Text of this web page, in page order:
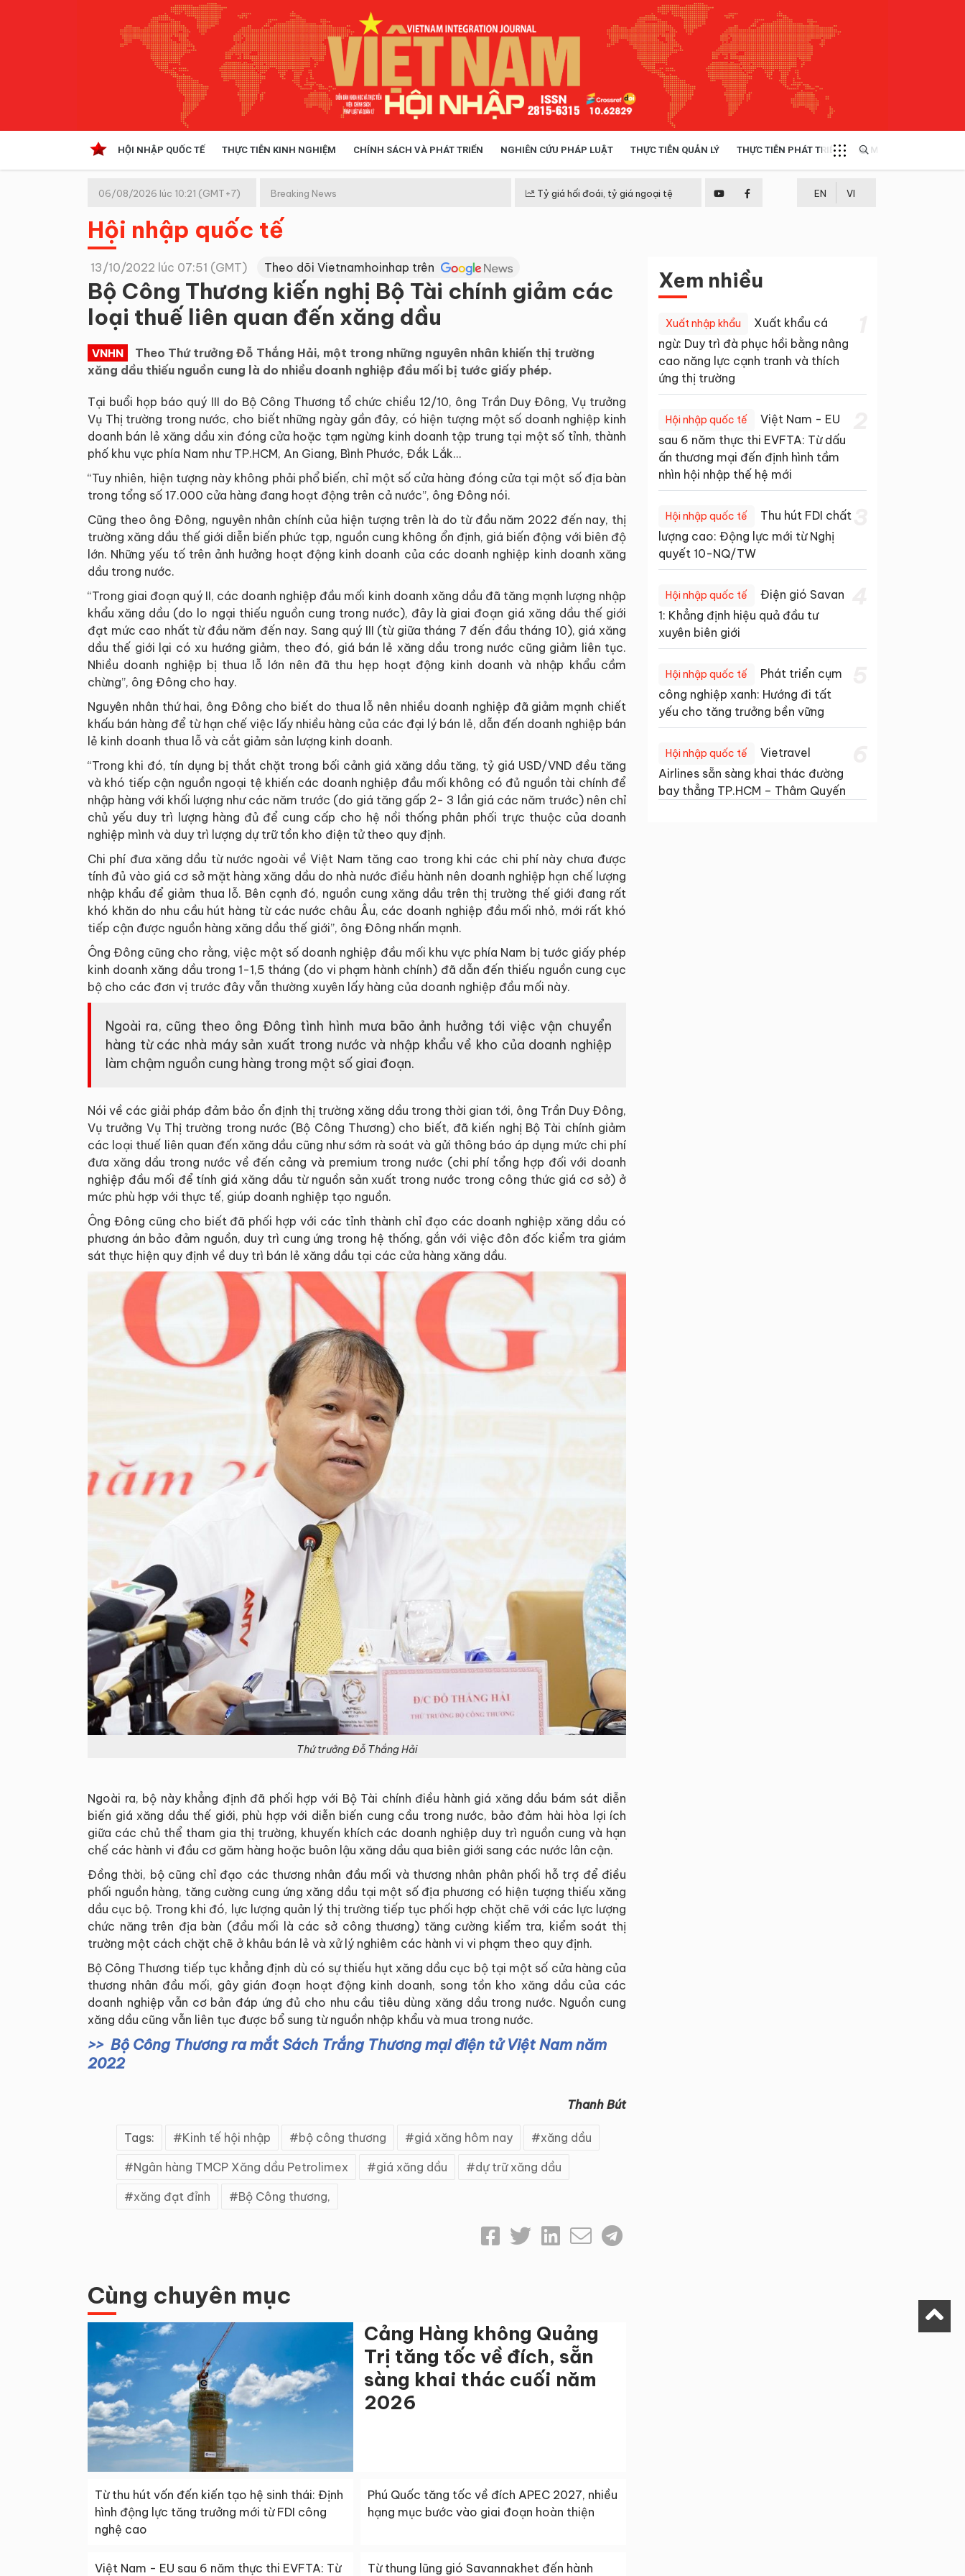
HỘI NHẬP QUỐC TẾ THỰC TIỄN KINH NGHIỆM CHÍNH SÁCH VÀ PHÁT TRIỂN NGHIÊN CỨU PHÁP LUẬT THỰC TIỄN QUẢN LÝ THỰC TIỄN PHÁT TRIỂN MULTIMEDIA
Kinh tế hội nhập
Doanh nghiệp
06/08/2026 lúc 10:21 (GMT+7) Breaking News Tỷ giá hối đoái, tỷ giá ngoại tệ EN VI
Hội nhập quốc tế
13/10/2022 lúc 07:51 (GMT) Theo dõi Vietnamhoinhap trên
Bộ Công Thương kiến nghị Bộ Tài chính giảm các
loại thuế liên quan đến xăng dầu
VNHN
Theo Thứ trưởng Đỗ Thắng Hải, một trong những nguyên nhân khiến thị trường
xăng dầu thiếu nguồn cung là do nhiều doanh nghiệp đầu mối bị tước giấy phép.
Tại buổi họp báo quý III do Bộ Công Thương tổ chức chiều 12/10, ông Trần Duy Đông, Vụ trưởng
Vụ Thị trường trong nước, cho biết những ngày gần đây, có hiện tượng một số doanh nghiệp kinh
doanh bán lẻ xăng dầu xin đóng cửa hoặc tạm ngừng kinh doanh tập trung tại một số tỉnh, thành
phố khu vực phía Nam như TP.HCM, An Giang, Bình Phước, Đắk Lắk...
“Tuy nhiên, hiện tượng này không phải phổ biến, chỉ một số cửa hàng đóng cửa tại một số địa bàn
trong tổng số 17.000 cửa hàng đang hoạt động trên cả nước”, ông Đông nói.
Cũng theo ông Đông, nguyên nhân chính của hiện tượng trên là do từ đầu năm 2022 đến nay, thị
trường xăng dầu thế giới diễn biến phức tạp, nguồn cung không ổn định, giá biến động với biên độ
lớn. Những yếu tố trên ảnh hưởng hoạt động kinh doanh của các doanh nghiệp kinh doanh xăng
dầu trong nước.
“Trong giai đoạn quý II, các doanh nghiệp đầu mối kinh doanh xăng dầu đã tăng mạnh lượng nhập
khẩu xăng dầu (do lo ngại thiếu nguồn cung trong nước), đây là giai đoạn giá xăng dầu thế giới
đạt mức cao nhất từ đầu năm đến nay. Sang quý III (từ giữa tháng 7 đến đầu tháng 10), giá xăng
dầu thế giới lại có xu hướng giảm, theo đó, giá bán lẻ xăng dầu trong nước cũng giảm liên tục.
Nhiều doanh nghiệp bị thua lỗ lớn nên đã thu hẹp hoạt động kinh doanh và nhập khẩu cầm
chừng”, ông Đông cho hay.
Nguyên nhân thứ hai, ông Đông cho biết do thua lỗ nên nhiều doanh nghiệp đã giảm mạnh chiết
khấu bán hàng để từ hạn chế việc lấy nhiều hàng của các đại lý bán lẻ, dẫn đến doanh nghiệp bán
lẻ kinh doanh thua lỗ và cắt giảm sản lượng kinh doanh.
“Trong khi đó, tín dụng bị thắt chặt trong bối cảnh giá xăng dầu tăng, tỷ giá USD/VND đều tăng
và khó tiếp cận nguồn ngoại tệ khiến các doanh nghiệp đầu mối không có đủ nguồn tài chính để
nhập hàng với khối lượng như các năm trước (do giá tăng gấp 2- 3 lần giá các năm trước) nên chỉ
chủ yếu duy trì lượng hàng đủ để cung cấp cho hệ nồi thống phân phối trực thuộc của doanh
nghiệp mình và duy trì lượng dự trữ tồn kho điện tử theo quy định.
Chi phí đưa xăng dầu từ nước ngoài về Việt Nam tăng cao trong khi các chi phí này chưa được
tính đủ vào giá cơ sở mặt hàng xăng dầu do nhà nước điều hành nên doanh nghiệp hạn chế lượng
nhập khẩu để giảm thua lỗ. Bên cạnh đó, nguồn cung xăng dầu trên thị trường thế giới đang rất
khó khăn do nhu cầu hút hàng từ các nước châu Âu, các doanh nghiệp đầu mối nhỏ, mới rất khó
tiếp cận được nguồn hàng xăng dầu thế giới”, ông Đông nhấn mạnh.
Ông Đông cũng cho rằng, việc một số doanh nghiệp đầu mối khu vực phía Nam bị tước giấy phép
kinh doanh xăng dầu trong 1-1,5 tháng (do vi phạm hành chính) đã dẫn đến thiếu nguồn cung cục
bộ cho các đơn vị trước đây vẫn thường xuyên lấy hàng của doanh nghiệp đầu mối này.
Ngoài ra, cũng theo ông Đông tình hình mưa bão ảnh hưởng tới việc vận chuyển
hàng từ các nhà máy sản xuất trong nước và nhập khẩu về kho của doanh nghiệp
làm chậm nguồn cung hàng trong một số giai đoạn.
Nói về các giải pháp đảm bảo ổn định thị trường xăng dầu trong thời gian tới, ông Trần Duy Đông,
Vụ trưởng Vụ Thị trường trong nước (Bộ Công Thương) cho biết, đã kiến nghị Bộ Tài chính giảm
các loại thuế liên quan đến xăng dầu cũng như sớm rà soát và gửi thông báo áp dụng mức chi phí
đưa xăng dầu trong nước về đến cảng và premium trong nước (chi phí tổng hợp đối với doanh
nghiệp đầu mối để tính giá xăng dầu từ nguồn sản xuất trong nước trong công thức giá cơ sở) ở
mức phù hợp với thực tế, giúp doanh nghiệp tạo nguồn.
Ông Đông cũng cho biết đã phối hợp với các tỉnh thành chỉ đạo các doanh nghiệp xăng dầu có
phương án bảo đảm nguồn, duy trì cung ứng trong hệ thống, gắn với việc đôn đốc kiểm tra giám
sát thực hiện quy định về duy trì bán lẻ xăng dầu tại các cửa hàng xăng dầu.
Thứ trưởng Đỗ Thắng Hải
Ngoài ra, bộ này khẳng định đã phối hợp với Bộ Tài chính điều hành giá xăng dầu bám sát diễn
biến giá xăng dầu thế giới, phù hợp với diễn biến cung cầu trong nước, bảo đảm hài hòa lợi ích
giữa các chủ thể tham gia thị trường, khuyến khích các doanh nghiệp duy trì nguồn cung và hạn
chế các hành vi đầu cơ găm hàng hoặc buôn lậu xăng dầu qua biên giới sang các nước lân cận.
Đồng thời, bộ cũng chỉ đạo các thương nhân đầu mối và thương nhân phân phối hỗ trợ để điều
phối nguồn hàng, tăng cường cung ứng xăng dầu tại một số địa phương có hiện tượng thiếu xăng
dầu cục bộ. Trong khi đó, lực lượng quản lý thị trường tiếp tục phối hợp chặt chẽ với các lực lượng
chức năng trên địa bàn (đầu mối là các sở công thương) tăng cường kiểm tra, kiểm soát thị
trường một cách chặt chẽ ở khâu bán lẻ và xử lý nghiêm các hành vi vi phạm theo quy định.
Bộ Công Thương tiếp tục khẳng định dù có sự thiếu hụt xăng dầu cục bộ tại một số cửa hàng của
thương nhân đầu mối, gây gián đoạn hoạt động kinh doanh, song tồn kho xăng dầu của các
doanh nghiệp vẫn cơ bản đáp ứng đủ cho nhu cầu tiêu dùng xăng dầu trong nước. Nguồn cung
xăng dầu cũng vẫn liên tục được bổ sung từ nguồn nhập khẩu và mua trong nước.
Bộ Công Thương ra mắt Sách Trắng Thương mại điện tử Việt Nam năm
2022
Thanh Bút
Tags: Kinh tế hội nhập bộ công thương giá xăng hôm nay xăng dầu
Ngân hàng TMCP Xăng dầu Petrolimex giá xăng dầu dự trữ xăng dầu
xăng đạt đỉnh Bộ Công thương,
Cùng chuyên mục
Cảng Hàng không Quảng
Trị tăng tốc về đích, sẵn
sàng khai thác cuối năm
2026
Từ thu hút vốn đến kiến tạo hệ sinh thái: Định
hình động lực tăng trưởng mới từ FDI công
nghệ cao
Phú Quốc tăng tốc về đích APEC 2027, nhiều
hạng mục bước vào giai đoạn hoàn thiện
Việt Nam - EU sau 6 năm thực thi EVFTA: Từ Từ thung lũng gió Savannakhet đến hành
Xem nhiều
Xuất nhập khẩu
Xuất khẩu cá
ngừ: Duy trì đà phục hồi bằng nâng
cao năng lực cạnh tranh và thích
ứng thị trường
Hội nhập quốc tế
Việt Nam - EU
sau 6 năm thực thi EVFTA: Từ dấu
ấn thương mại đến định hình tầm
nhìn hội nhập thế hệ mới
Hội nhập quốc tế
Thu hút FDI chất
lượng cao: Động lực mới từ Nghị
quyết 10-NQ/TW
Hội nhập quốc tế
Điện gió Savan
1: Khẳng định hiệu quả đầu tư
xuyên biên giới
Hội nhập quốc tế
Phát triển cụm
công nghiệp xanh: Hướng đi tất
yếu cho tăng trưởng bền vững
Hội nhập quốc tế
Vietravel
Airlines sẵn sàng khai thác đường
bay thẳng TP.HCM – Thâm Quyến